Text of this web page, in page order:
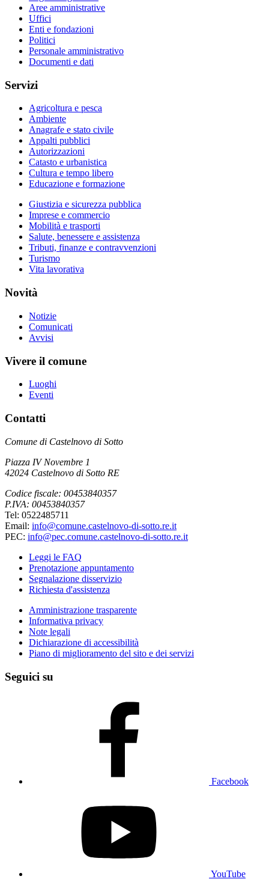
Aree amministrative
Uffici
Enti e fondazioni
Politici
Personale amministrativo
Documenti e dati
Servizi
Agricoltura e pesca
Ambiente
Anagrafe e stato civile
Appalti pubblici
Autorizzazioni
Catasto e urbanistica
Cultura e tempo libero
Educazione e formazione
Giustizia e sicurezza pubblica
Imprese e commercio
Mobilità e trasporti
Salute, benessere e assistenza
Tributi, finanze e contravvenzioni
Turismo
Vita lavorativa
Novità
Notizie
Comunicati
Avvisi
Vivere il comune
Luoghi
Eventi
Contatti
Comune di Castelnovo di Sotto
Piazza IV Novembre 1
42024 Castelnovo di Sotto RE
Codice fiscale: 00453840357
P.IVA: 00453840357
Tel: 0522485711
Email: info@comune.castelnovo-di-sotto.re.it
PEC: info@pec.comune.castelnovo-di-sotto.re.it
Leggi le FAQ
Prenotazione appuntamento
Segnalazione disservizio
Richiesta d'assistenza
Amministrazione trasparente
Informativa privacy
Note legali
Dichiarazione di accessibilità
Piano di miglioramento del sito e dei servizi
Seguici su
Facebook
YouTube